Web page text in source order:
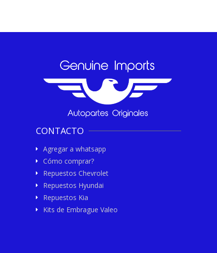
CONTACTO
Agregar a whatsapp
Cómo comprar?
Repuestos Chevrolet
Repuestos Hyundai
Repuestos Kia
Kits de Embrague Valeo